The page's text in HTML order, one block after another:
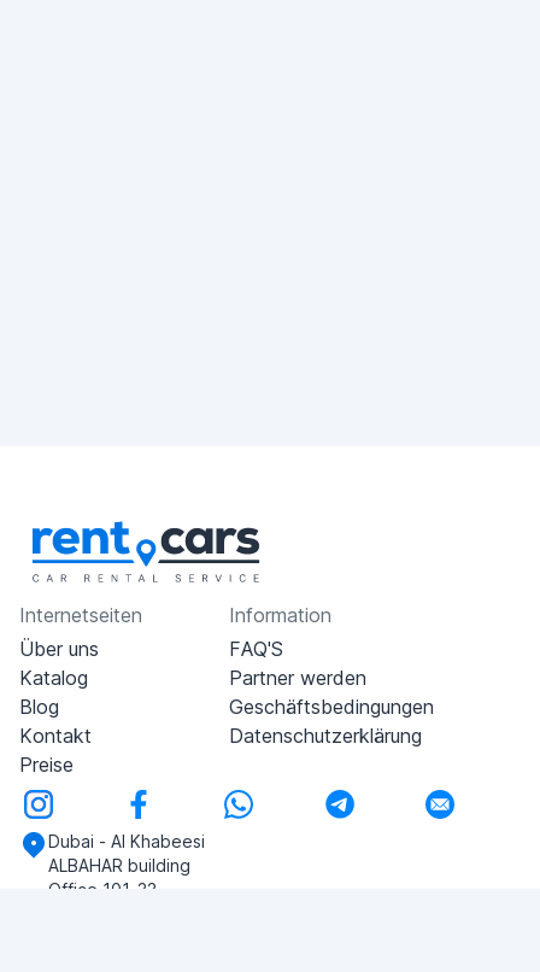
Internetseiten
Über uns
Katalog
Blog
Kontakt
Preise
Information
FAQ'S
Partner werden
Geschäftsbedingungen
Datenschutzerklärung
Dubai - Al Khabeesi
ALBAHAR building
Office 101-33